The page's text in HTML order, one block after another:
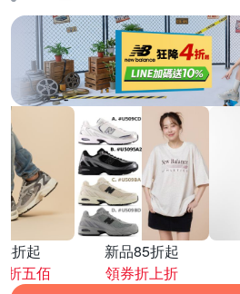
折起
折五佰
新品85折起
領券折上折